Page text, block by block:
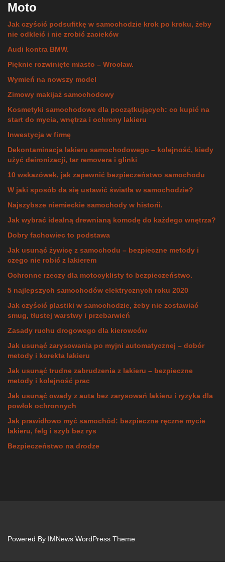
Moto
Jak czyścić podsufitkę w samochodzie krok po kroku, żeby
nie odkleić i nie zrobić zacieków
Audi kontra BMW.
Pięknie rozwinięte miasto – Wrocław.
Wymień na nowszy model
Zimowy makijaż samochodowy
Kosmetyki samochodowe dla początkujących: co kupić na
start do mycia, wnętrza i ochrony lakieru
Inwestycja w firmę
Dekontaminacja lakieru samochodowego – kolejność, kiedy
użyć deironizacji, tar removera i glinki
10 wskazówek, jak zapewnić bezpieczeństwo samochodu
W jaki sposób da się ustawić światła w samochodzie?
Najszybsze niemieckie samochody w historii.
Jak wybrać idealną drewnianą komodę do każdego wnętrza?
Dobry fachowiec to podstawa
Jak usunąć żywicę z samochodu – bezpieczne metody i
czego nie robić z lakierem
Ochronne rzeczy dla motocyklisty to bezpieczeństwo.
5 najlepszych samochodów elektrycznych roku 2020
Jak czyścić plastiki w samochodzie, żeby nie zostawiać
smug, tłustej warstwy i przebarwień
Zasady ruchu drogowego dla kierowców
Jak usunąć zarysowania po myjni automatycznej – dobór
metody i korekta lakieru
Jak usunąć trudne zabrudzenia z lakieru – bezpieczne
metody i kolejność prac
Jak usunąć owady z auta bez zarysowań lakieru i ryzyka dla
powłok ochronnych
Jak prawidłowo myć samochód: bezpieczne ręczne mycie
lakieru, felg i szyb bez rys
Bezpieczeństwo na drodze
Powered By IMNews WordPress Theme